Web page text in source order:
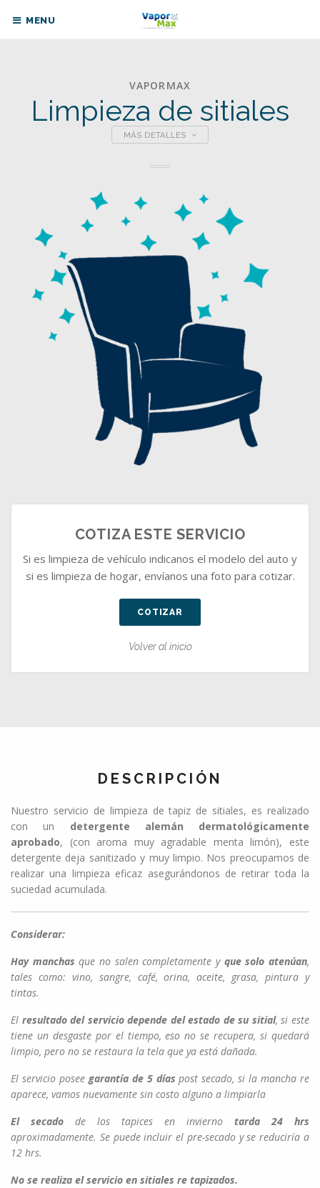
MENU
VAPORMAX
Limpieza de sitiales
MÁS DETALLES
COTIZA ESTE SERVICIO
Si es limpieza de vehículo indicanos el modelo del auto y
si es limpieza de hogar, envíanos una foto para cotizar.
COTIZAR
Volver al inicio
DESCRIPCIÓN
Nuestro servicio de limpieza de tapiz de sitiales, es realizado
con un detergente alemán dermatológicamente
aprobado, (con aroma muy agradable menta limón), este
detergente deja sanitizado y muy limpio. Nos preocupamos de
realizar una limpieza eficaz asegurándonos de retirar toda la
suciedad acumulada.
Considerar:
Hay manchas que no salen completamente y que solo atenúan,
tales como: vino, sangre, café, orina, aceite, grasa, pintura y
tintas.
El resultado del servicio depende del estado de su sitial, si este
tiene un desgaste por el tiempo, eso no se recupera, si quedará
limpio, pero no se restaura la tela que ya está dañada.
El servicio poseegarantía de 5 días post secado, si la mancha re
aparece, vamos nuevamente sin costo alguno a limpiarla
El secado de los tapices en invierno tarda 24 hrs
aproximadamente. Se puede incluir el pre-secado y se reduciría a
12 hrs.
No se realiza el servicio en sitiales re tapizados.